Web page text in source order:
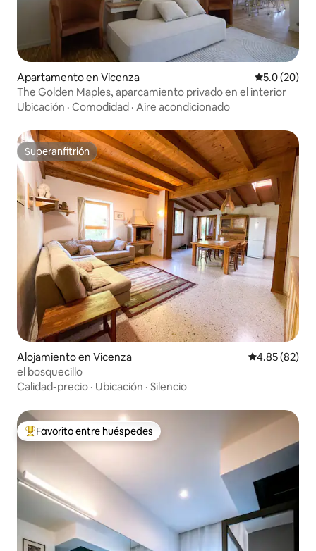
Apartamento en Vicenza Calificación
5.0 (20)
The Golden Maples, aparcamiento privado en el interior
Ubicación · Comodidad · Aire acondicionado
Superanfitrión
Superanfitrión
Alojamiento en Vicenza Calificación
4.85 (82)
el bosquecillo
Calidad-precio · Ubicación · Silencio
Favorito entre huéspedes preferido
Favorito entre huéspedes